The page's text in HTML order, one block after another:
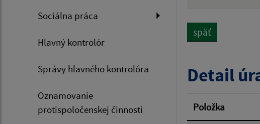
Sociálna práca
Hlavný kontrolór
Správy hlavného kontrolóra
Oznamovanie
protispoločenskej činnosti
Filtrovať
späť
Detail
Položka